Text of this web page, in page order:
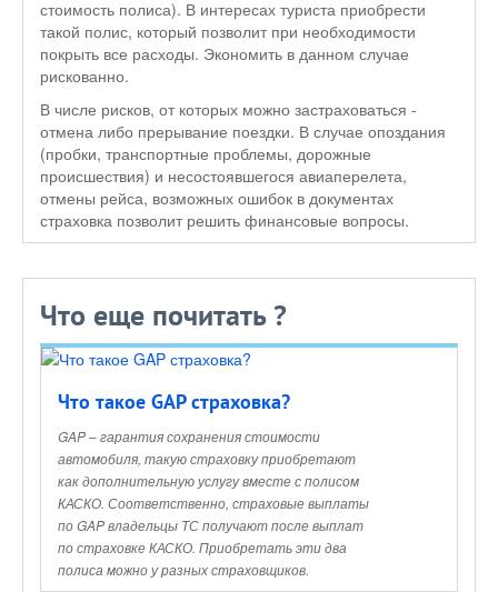
стоимость полиса). В интересах туриста приобрести
такой полис, который позволит при необходимости
покрыть все расходы. Экономить в данном случае
рискованно.
В числе рисков, от которых можно застраховаться -
отмена либо прерывание поездки. В случае опоздания
(пробки, транспортные проблемы, дорожные
происшествия) и несостоявшегося авиаперелета,
отмены рейса, возможных ошибок в документах
страховка позволит решить финансовые вопросы.
Что еще почитать ?
Что такое GAP страховка?
GAP – гарантия сохранения стоимости
автомобиля, такую страховку приобретают
как дополнительную услугу вместе с полисом
КАСКО. Соответственно, страховые выплаты
по GAP владельцы ТС получают после выплат
по страховке КАСКО. Приобретать эти два
полиса можно у разных страховщиков.